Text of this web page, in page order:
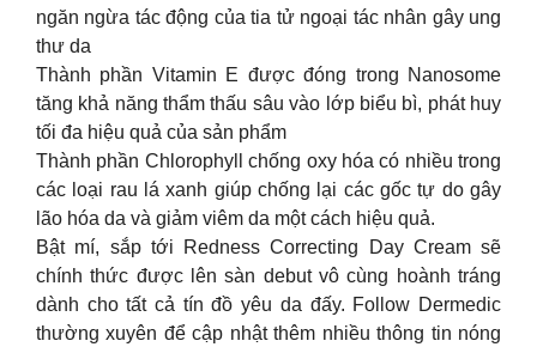
ngăn ngừa tác động của tia tử ngoại tác nhân gây ung
thư da
Thành phần Vitamin E được đóng trong Nanosome
tăng khả năng thẩm thấu sâu vào lớp biểu bì, phát huy
tối đa hiệu quả của sản phẩm
Thành phần Chlorophyll chống oxy hóa có nhiều trong
các loại rau lá xanh giúp chống lại các gốc tự do gây
lão hóa da và giảm viêm da một cách hiệu quả.
Bật mí, sắp tới Redness Correcting Day Cream sẽ
chính thức được lên sàn debut vô cùng hoành tráng
dành cho tất cả tín đồ yêu da đấy. Follow Dermedic
thường xuyên để cập nhật thêm nhiều thông tin nóng